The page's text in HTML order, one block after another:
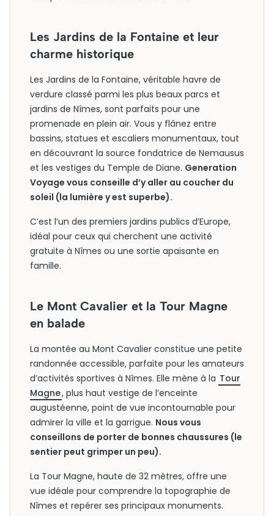
Les Jardins de la Fontaine et leur
charme historique
Les Jardins de la Fontaine, véritable havre de
verdure classé parmi les plus beaux parcs et
jardins de Nîmes, sont parfaits pour une
promenade en plein air. Vous y flânez entre
bassins, statues et escaliers monumentaux, tout
en découvrant la source fondatrice de Nemausus
et les vestiges du Temple de Diane. Generation
Voyage vous conseille d’y aller au coucher du
soleil (la lumière y est superbe).
C’est l’un des premiers jardins publics d’Europe,
idéal pour ceux qui cherchent une activité
gratuite à Nîmes ou une sortie apaisante en
famille.
Le Mont Cavalier et la Tour Magne
en balade
La montée au Mont Cavalier constitue une petite
randonnée accessible, parfaite pour les amateurs
d’activités sportives à Nîmes. Elle mène à la Tour
Magne, plus haut vestige de l’enceinte
augustéenne, point de vue incontournable pour
admirer la ville et la garrigue. Nous vous
conseillons de porter de bonnes chaussures (le
sentier peut grimper un peu).
La Tour Magne, haute de 32 mètres, offre une
vue idéale pour comprendre la topographie de
Nîmes et repérer ses principaux monuments.